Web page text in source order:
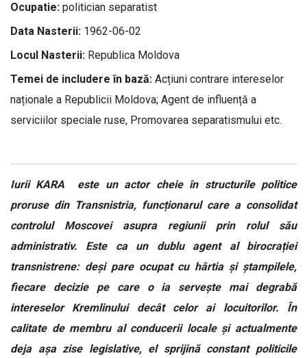
Ocupatie: politician separatist
Data Nasterii: 1962-06-02
Locul Nasterii: Republica Moldova
Temei de includere în bază: Acțiuni contrare intereselor
naționale a Republicii Moldova; Agent de influență a
serviciilor speciale ruse, Promovarea separatismului etc.
Iurii KARA este un actor cheie în structurile politice
proruse din Transnistria, funcționarul care a consolidat
controlul Moscovei asupra regiunii prin rolul său
administrativ. Este ca un dublu agent al birocrației
transnistrene: deși pare ocupat cu hârtia și ștampilele,
fiecare decizie pe care o ia servește mai degrabă
intereselor Kremlinului decât celor ai locuitorilor. În
calitate de membru al conducerii locale și actualmente
deja așa zise legislative, el sprijină constant politicile